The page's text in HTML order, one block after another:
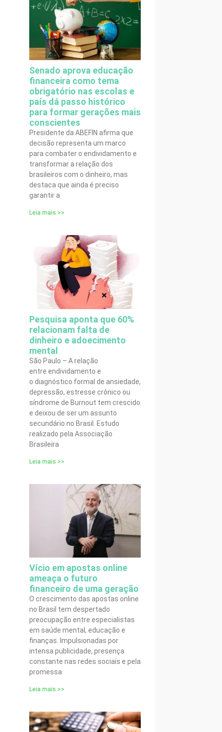
Senado aprova educação
financeira como tema
obrigatório nas escolas e
país dá passo histórico
para formar gerações mais
conscientes
Presidente da ABEFIN afirma que
decisão representa um marco
para combater o endividamento e
transformar a relação dos
brasileiros com o dinheiro, mas
destaca que ainda é preciso
garantir a
Leia mais >>
Pesquisa aponta que 60%
relacionam falta de
dinheiro e adoecimento
mental
São Paulo – A relação
entre endividamento e
o diagnóstico formal de ansiedade,
depressão, estresse crônico ou
síndrome de Burnout tem crescido
e deixou de ser um assunto
secundário no Brasil. Estudo
realizado pela Associação
Brasileira
Leia mais >>
Vício em apostas online
ameaça o futuro
financeiro de uma geração
O crescimento das apostas online
no Brasil tem despertado
preocupação entre especialistas
em saúde mental, educação e
finanças. Impulsionadas por
intensa publicidade, presença
constante nas redes sociais e pela
promessa
Leia mais >>